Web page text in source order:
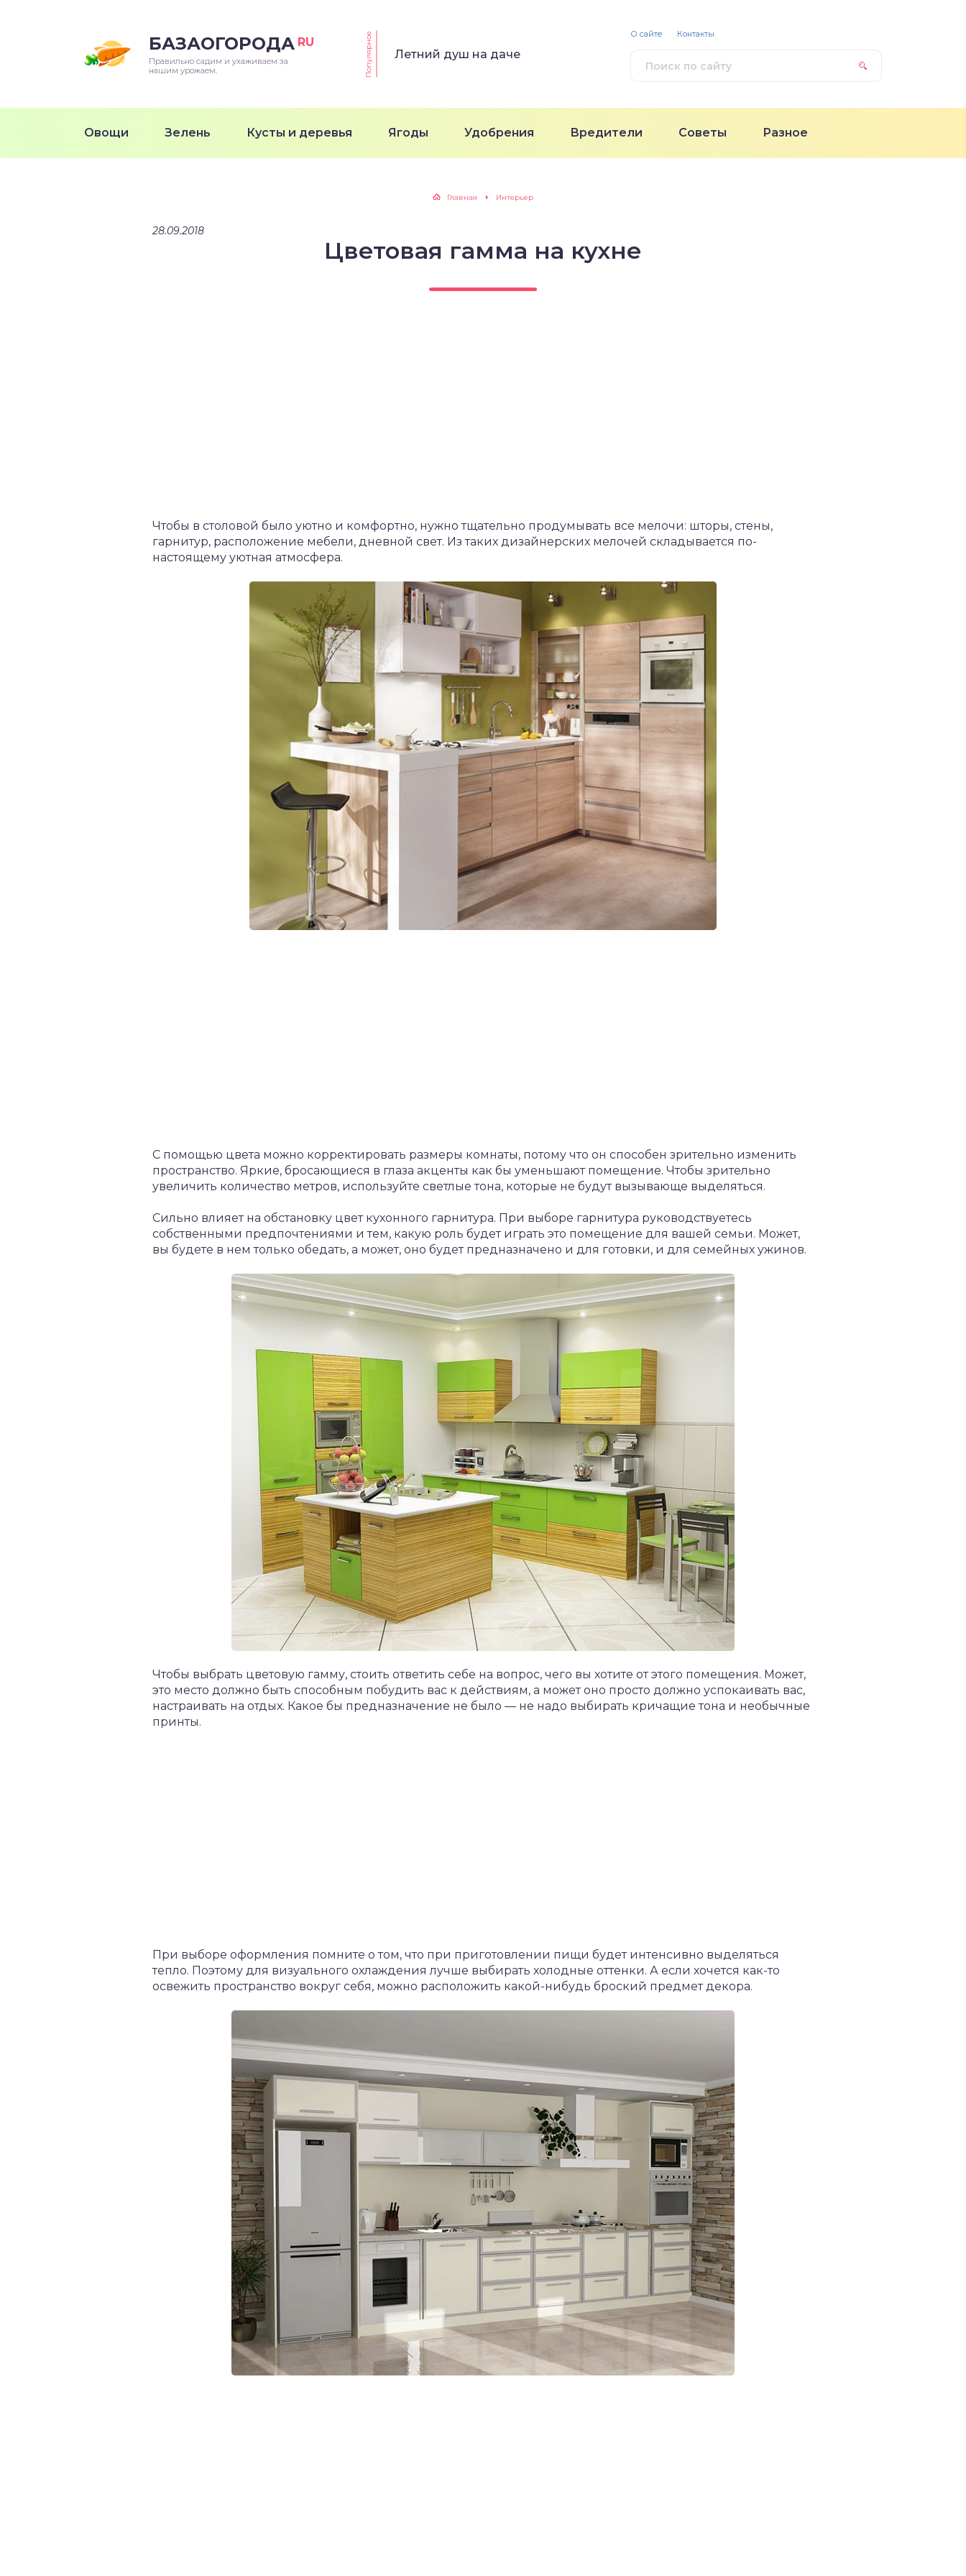
БАЗАОГОРОДА RU
Правильно садим и ухаживаем за
нашим урожаем.
Популярное Летний душ на даче
Овощи Зелень Кусты и деревья Ягоды Удобрения Вредители Советы Разное
О сайте Контакты
Главная Интерьер
28.09.2018
Цветовая гамма на кухне
Чтобы в столовой было уютно и комфортно, нужно тщательно продумывать все мелочи: шторы, стены,
гарнитур, расположение мебели, дневной свет. Из таких дизайнерских мелочей складывается по-
настоящему уютная атмосфера.
С помощью цвета можно корректировать размеры комнаты, потому что он способен зрительно изменить
пространство. Яркие, бросающиеся в глаза акценты как бы уменьшают помещение. Чтобы зрительно
увеличить количество метров, используйте светлые тона, которые не будут вызывающе выделяться.
Сильно влияет на обстановку цвет кухонного гарнитура. При выборе гарнитура руководствуетесь
собственными предпочтениями и тем, какую роль будет играть это помещение для вашей семьи. Может,
вы будете в нем только обедать, а может, оно будет предназначено и для готовки, и для семейных ужинов.
Чтобы выбрать цветовую гамму, стоить ответить себе на вопрос, чего вы хотите от этого помещения. Может,
это место должно быть способным побудить вас к действиям, а может оно просто должно успокаивать вас,
настраивать на отдых. Какое бы предназначение не было — не надо выбирать кричащие тона и необычные
принты.
При выборе оформления помните о том, что при приготовлении пищи будет интенсивно выделяться
тепло. Поэтому для визуального охлаждения лучше выбирать холодные оттенки. А если хочется как-то
освежить пространство вокруг себя, можно расположить какой-нибудь броский предмет декора.